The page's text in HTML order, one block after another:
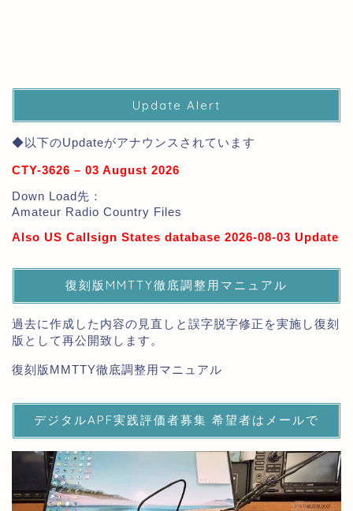
Update Alert
◆以下のUpdateがアナウンスされています
CTY-3626 – 03 August 2026
Down Load先：
Amateur Radio Country Files
Also US Callsign States database 2026-08-03 Update
復刻版MMTTY徹底調整用マニュアル
過去に作成した内容の見直しと誤字脱字修正を実施し復刻
版として再公開致します。
復刻版MMTTY徹底調整用マニュアル
デジタルAPF実践評価者募集 希望者はメールで